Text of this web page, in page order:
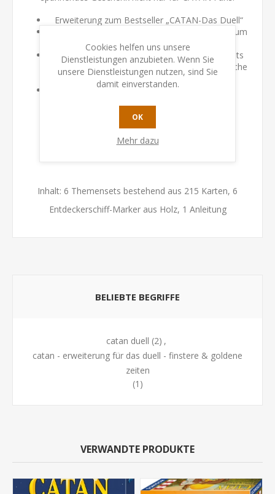
Erweiterung zum Bestseller „CATAN-Das Duell“
Das Kartenspiel für zwei Personen im Fürstentum
von Catan
Diese Erweiterung bietet mit sechs Themensets
noch mehr Abwechslung und weitere strategische
Möglichkeiten.
Mit kostenloser Erklär-App für den leichten
Inhalt: 6 Themensets bestehend aus 215 Karten, 6
Entdeckerschiff-Marker aus Holz, 1 Anleitung
BELIEBTE BEGRIFFE
catan duell (2) ,
catan - erweiterung für das duell - finstere & goldene
zeiten
(1)
VERWANDTE PRODUKTE
Cookies helfen uns unsere
Dienstleistungen anzubieten. Wenn Sie
unsere Dienstleistungen nutzen, sind Sie
damit einverstanden.
OK
Mehr dazu